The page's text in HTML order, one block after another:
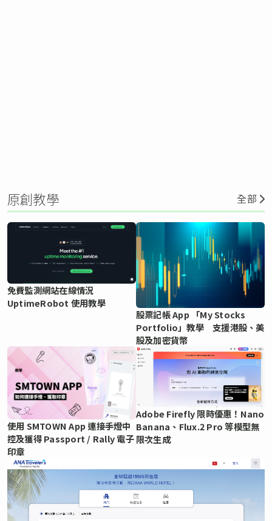
原創教學 全部
免費監測網站在線情況
UptimeRobot 使用教學
股票記帳 App 「My Stocks
Portfolio」教學 支援港股、美
股及加密貨幣
使用 SMTOWN App 連接手燈中
控及獲得 Passport / Rally 電子
印章
Adobe Firefly 限時優惠！Nano
Banana、Flux.2 Pro 等模型無
限次生成